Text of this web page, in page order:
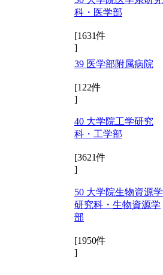
科・医学部
[1631件
]
39 医学部附属病院
[122件
]
40 大学院工学研究
科・工学部
[3621件
]
50 大学院生物資源学
研究科・生物資源学
部
[1950件
]